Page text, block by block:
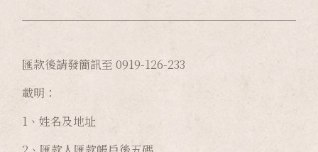
匯款後請發簡訊至 0919-126-233
載明：
1、姓名及地址